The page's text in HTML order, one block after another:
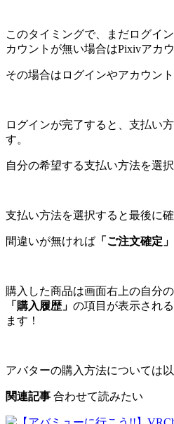
このタイミングで、まだログイ
カウントが無い場合はPixivアカ
その場合はログインやアカウン
ログインが完了すると、支払い
す。
自分の希望する支払い方法を選択
支払い方法を選択すると最後に
間違いが無ければ 「ご注文確定」
購入した商品は画面右上の自分
「購入履歴」 の項目が表示され
ます！
アバターの購入方法については
関連記事 合わせて読みたい